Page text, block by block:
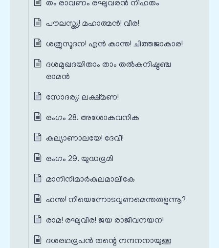
തം രാവണം രഘുവരൻ നിഹതം
പൗലസ്ത്യ! മഹാത്മൻ! വീര!
ശത്രുസൂദന! എൻ കാന്ത! ചിത്തജാകാര!
ദശമുഖദയിതാം താം തൽകനിഷ്ഠഞ്ച
രാമൻ
സോദര്യ: ലക്ഷ്മണ!
രംഗം 28. അശോകവനിക
കല്യാണാലയേ! ദേവീ!
രംഗം 29. യുദ്ധഭൂമി
മാനിനിമാർകുലമാലികേ
ഹന്ത! നിയെന്നോടവ്വണമെന്തരുളുന്നൂ?
രാമ! രഘുവീര! ജയ രാജീവനയന!
ദശരഥഭൂപൻ തന്റെ നന്ദനനായുള്ള